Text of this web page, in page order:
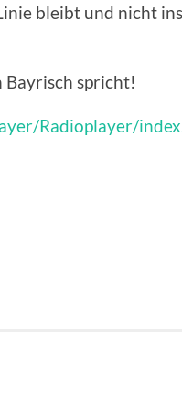
bleibt und nicht ins
Bayrisch spricht!
Radioplayer/